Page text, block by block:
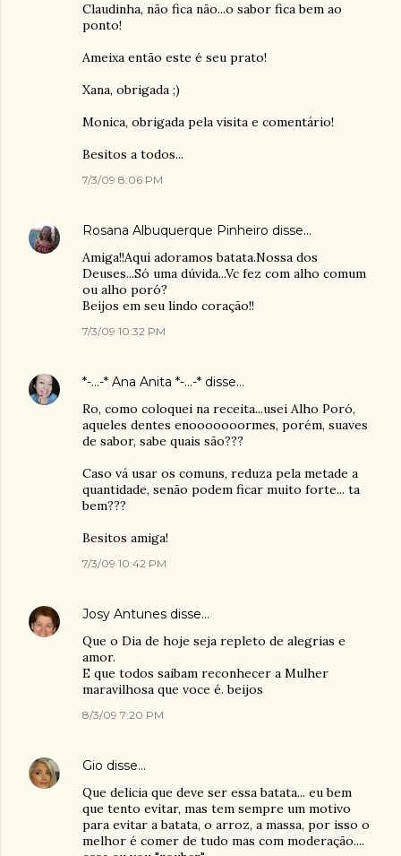
Claudinha, não fica não...o sabor fica bem ao
ponto!
Ameixa então este é seu prato!
Xana, obrigada ;)
Monica, obrigada pela visita e comentário!
Besitos a todos...
7/3/09 8:06 PM
Rosana Albuquerque Pinheiro disse…
Amiga!!Aqui adoramos batata.Nossa dos
Deuses...Só uma dúvida...Vc fez com alho comum
ou alho poró?
Beijos em seu lindo coração!!
7/3/09 10:32 PM
*-...-* Ana Anita *-...-* disse…
Ro, como coloquei na receita...usei Alho Poró,
aqueles dentes enooooooormes, porém, suaves
de sabor, sabe quais são???
Caso vá usar os comuns, reduza pela metade a
quantidade, senão podem ficar muito forte... ta
bem???
Besitos amiga!
7/3/09 10:42 PM
Josy Antunes disse…
Que o Dia de hoje seja repleto de alegrias e
amor.
E que todos saibam reconhecer a Mulher
maravilhosa que voce é. beijos
8/3/09 7:20 PM
Gio disse…
Que delicia que deve ser essa batata... eu bem
que tento evitar, mas tem sempre um motivo
para evitar a batata, o arroz, a massa, por isso o
melhor é comer de tudo mas com moderação....